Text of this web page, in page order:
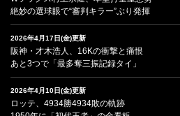
絶妙の選球眼で“審判キラー”ぶり発揮
2026年4月17日(金)更新
阪神・才木浩人、16Kの衝撃と痛恨
あと3つで「最多奪三振記録タイ」
2026年4月10日(金)更新
ロッテ、4934勝4934敗の軌跡